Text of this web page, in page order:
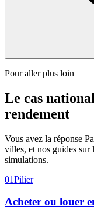
Pour aller plus loin
Le cas
rendement
Vous avez la réponse
villes, et nos guides sur
simulations.
01Pilier
Acheter ou louer